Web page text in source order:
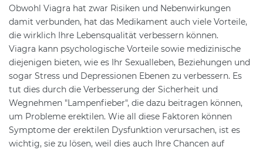
Obwohl Viagra hat zwar Risiken und Nebenwirkungen
damit verbunden, hat das Medikament auch viele Vorteile,
die wirklich Ihre Lebensqualität verbessern können.
Viagra kann psychologische Vorteile sowie medizinische
diejenigen bieten, wie es Ihr Sexualleben, Beziehungen und
sogar Stress und Depressionen Ebenen zu verbessern. Es
tut dies durch die Verbesserung der Sicherheit und
Wegnehmen "Lampenfieber", die dazu beitragen können,
um Probleme erektilen. Wie all diese Faktoren können
Symptome der erektilen Dysfunktion verursachen, ist es
wichtig, sie zu lösen, weil dies auch Ihre Chancen auf